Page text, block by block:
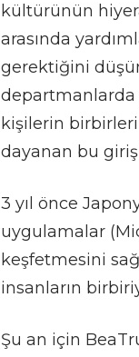
kültürünün
arasında
gerektiğini
departmanlarda
kişilerin
dayanan bu
3 yıl önce
uygulamalar
keşfetmesini
insanların
Şu an için